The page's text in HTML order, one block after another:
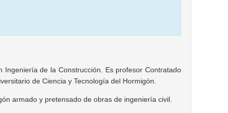
Ingeniería de la Construcción. Es profesor Contratado
de Ciencia y Tecnología del Hormigón.
armado y pretensado de obras de ingeniería civil.